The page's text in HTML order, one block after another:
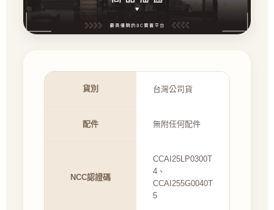
貨別 台灣公司貨
配件 無附任何配件
NCC認證碼
CCAI25LP0300T
4、
CCAI255G0040T
5